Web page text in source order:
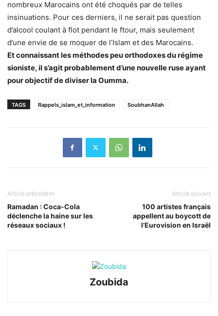
nombreux Marocains ont été choqués par de telles
insinuations. Pour ces derniers, il ne serait pas question
d’alcool coulant à flot pendant le ftour, mais seulement
d’une envie de se moquer de l’Islam et des Marocains.
Et connaissant les méthodes peu orthodoxes du régime
sioniste, il s’agit probablement d’une nouvelle ruse ayant
pour objectif de diviser la Oumma.
TAGS Rappels_islam_et_information SoubhanAllah
Article précédent
Ramadan : Coca-Cola
déclenche la haine sur les
réseaux sociaux !
Article suivant
100 artistes français
appellent au boycott de
l’Eurovision en Israël
Zoubida